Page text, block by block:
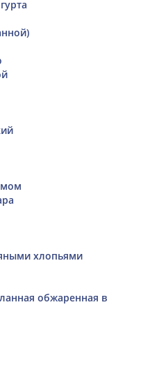
хлопьями
обжаренная в